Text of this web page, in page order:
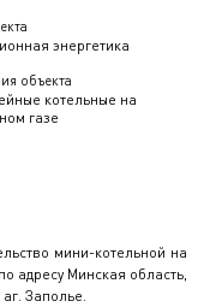
энергетика
объекта
котельные на
газе
мини-котельной на
адресу Минская область,
Заполье.